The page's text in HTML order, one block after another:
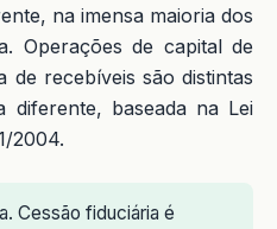
na imensa maioria dos
Operações de capital de
de recebíveis são distintas
diferente, baseada na Lei
2004.
Cessão fiduciária é